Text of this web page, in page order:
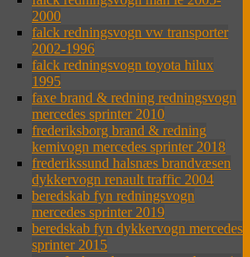
2000
falck redningsvogn vw transporter
2002-1996
falck redningsvogn toyota hilux
1995
faxe brand & redning redningsvogn
mercedes sprinter 2010
frederiksborg brand & redning
kemivogn mercedes sprinter 2018
frederikssund halsnæs brandvæsen
dykkervogn renault traffic 2004
beredskab fyn redningsvogn
mercedes sprinter 2019
beredskab fyn dykkervogn mercedes
sprinter 2015